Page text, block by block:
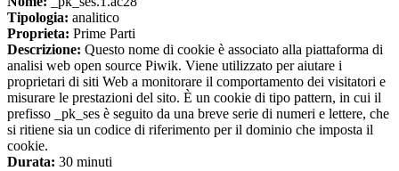
Tipologia: analitico
Proprieta: Prime Parti
Descrizione: Questo nome di cookie è associato alla piattaforma di
analisi web open source Piwik. Viene utilizzato per aiutare i
proprietari di siti Web a monitorare il comportamento dei visitatori e
misurare le prestazioni del sito. È un cookie di tipo pattern, in cui il
prefisso _pk_ses è seguito da una breve serie di numeri e lettere, che
si ritiene sia un codice di riferimento per il dominio che imposta il
cookie.
Durata: 30 minuti